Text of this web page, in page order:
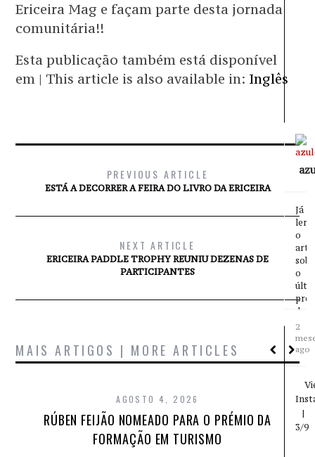
Ericeira Mag e façam parte desta jornada
comunitária!!
Esta publicação também está disponível
em | This article is also available in: Inglês
PREVIOUS ARTICLE
ESTÁ A DECORRER A FEIRA DO LIVRO DA ERICEIRA
NEXT ARTICLE
ERICEIRA PADDLE TROPHY REUNIU DEZENAS DE
PARTICIPANTES
MAIS ARTIGOS | MORE ARTICLES
AGOSTO 4, 2026
RÚBEN FEIJÃO NOMEADO PARA O PRÉMIO DA
FORMAÇÃO EM TURISMO
the
Up
The
will
be
at
-
Já
o
o
de
José
da-
em-
2
ago
|
3/9